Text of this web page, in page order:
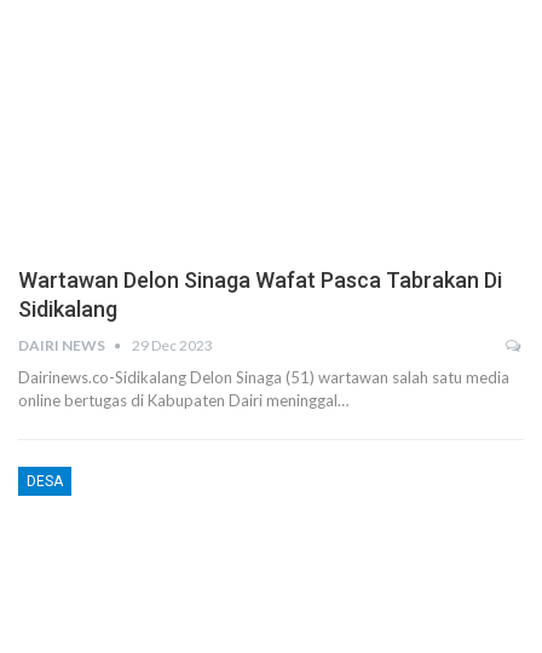
Wartawan Delon Sinaga Wafat Pasca Tabrakan Di
Sidikalang
DAIRI NEWS 29 Dec 2023
Dairinews.co-Sidikalang Delon Sinaga (51) wartawan salah satu media
online bertugas di Kabupaten Dairi meninggal…
DESA